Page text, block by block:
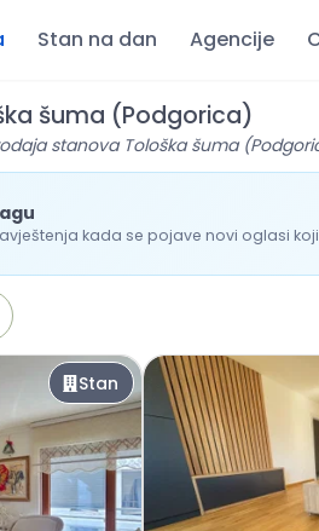
Stan na dan Agencije
šuma (Podgorica)
stanova Tološka šuma
kada se pojave novi oglasi
Stan